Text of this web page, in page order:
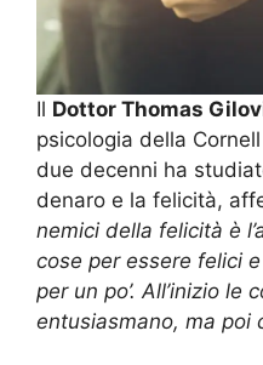
Il Dottor Thomas
psicologia della
due decenni ha
denaro e la felicità,
nemici della felicità è
cose per essere felici
per un po’. All’inizio le
entusiasmano, ma poi